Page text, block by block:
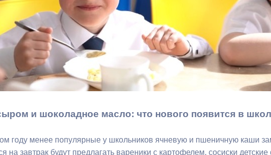
постановления Кадровая политика
НПА Контактная информация
органов
Списки граждан, состоящих на
учете в качестве нуждающихся в
улучшении жилищных условий по
Общественное обсуждение
документов стратегического
и шоколадное масло: что нового появится в
году менее популярные у школьников ячневую и пшеничную каши
на завтрак будут предлагать вареники с картофелем, сосиски